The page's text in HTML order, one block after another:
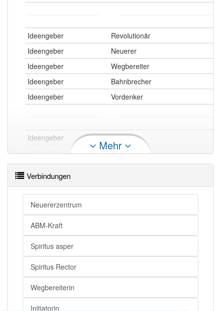
90% unserer Spielapp-Nutzer haben den Artikel
korrekt erraten.
Ideengeber
Revolutionär
Ideengeber
Neuerer
Ideengeber
Wegbereiter
Ideengeber
Bahnbrecher
Ideengeber
Vordenker
Ideengeber
Initiator
Ideengeber
Chefstratege
Ideengeber
Ideengeber openthesaurus
Mehr
Verbindungen
Neuererzentrum
ABM-Kraft
Spiritus asper
Spiritus Rector
Wegbereiterin
Initiatorin